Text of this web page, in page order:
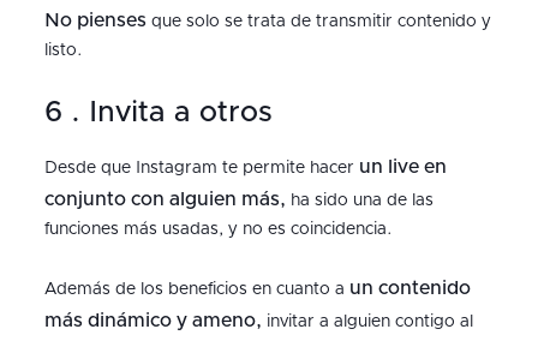
No pienses que solo se trata de transmitir contenido y
listo.
6 . Invita a otros
Desde que Instagram te permite hacer un live en
conjunto con alguien más, ha sido una de las
funciones más usadas, y no es coincidencia.
Además de los beneficios en cuanto a un contenido
más dinámico y ameno, invitar a alguien contigo al